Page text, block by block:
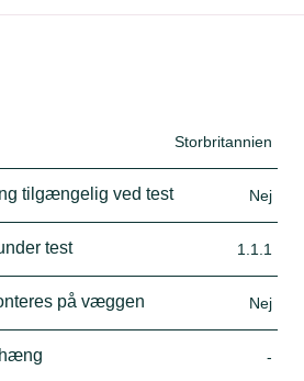
Storbritannien
tilgængelig ved test Nej
test 1.1.1
på væggen Nej
-